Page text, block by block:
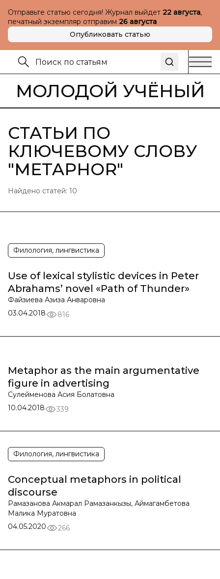
Отправьте статью сегодня! Журнал выйдет 22 августа,
печатный экземпляр отправим 26 августа
Опубликовать статью
МОЛОДОЙ УЧЁНЫЙ
СТАТЬИ ПО
КЛЮЧЕВОМУ СЛОВУ
"METAPHOR"
Найдено статей: 10
Филология, лингвистика
Use of lexical stylistic devices in Peter
Abrahams’ novel «Path of Thunder»
Файзиева Азиза Анваровна
03.04.2018
816
Metaphor as the main argumentative
figure in advertising
Сулейменова Асия Болатовна
10.04.2018
339
Филология, лингвистика
Conceptual metaphors in political
discourse
Рамазанова Акмарал Рамазанкызы, Аймагамбетова
Малика Муратовна
04.05.2020
266